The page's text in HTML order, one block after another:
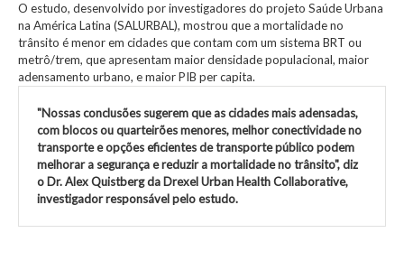
O estudo, desenvolvido por investigadores do projeto Saúde Urbana
na América Latina (SALURBAL), mostrou que a mortalidade no
trânsito é menor em cidades que contam com um sistema BRT ou
metrô/trem, que apresentam maior densidade populacional, maior
adensamento urbano, e maior PIB per capita.
"Nossas conclusões sugerem que as cidades mais adensadas,
com blocos ou quarteirões menores, melhor conectividade no
transporte e opções eficientes de transporte público podem
melhorar a segurança e reduzir a mortalidade no trânsito", diz
o Dr. Alex Quistberg da Drexel Urban Health Collaborative,
investigador responsável pelo estudo.